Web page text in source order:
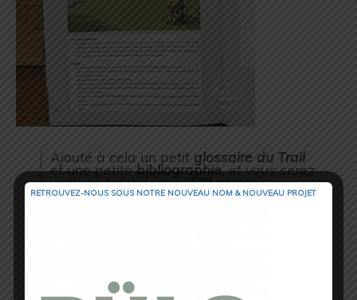
Ajouté à cela un petit glossaire du Trail
et une petitebibliographie, et vous serez
venu au bout de ces208 pages
passionnantes,qui nous vous l’assurons
RETROUVEZ-NOUS SOUS NOTRE NOUVEAU NOM & NOUVEAU PROJET